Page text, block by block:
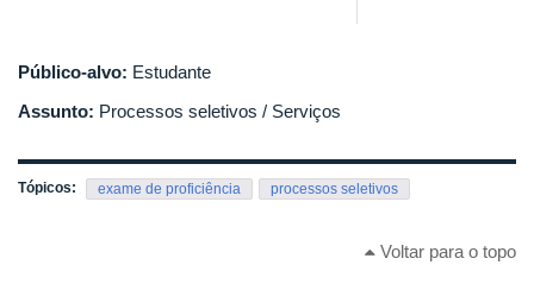
Público-alvo: Estudante
Assunto: Processos seletivos / Serviços
Tópicos: exame de proficiência processos seletivos
Voltar para o topo